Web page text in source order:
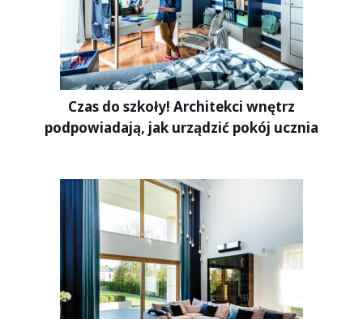
Czas do szkoły! Architekci wnętrz
podpowiadają, jak urządzić pokój ucznia